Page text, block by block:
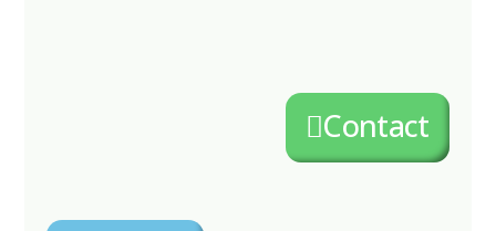
Contact